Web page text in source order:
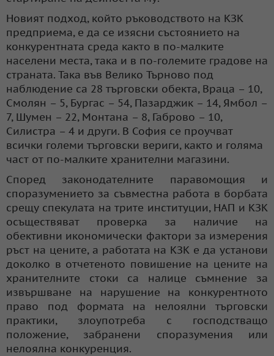
Новият подход, който ръководството на КЗК
предприема, е да се изясни състоянието на
конкурентната среда както в по-малките
населени места, така и в по-големите градове на
страната. Така във Велико Търново под
наблюдение са 28 търговски обекта, Враца – 10,
Смолян – 5, Бургас – 54, Пазарджик – 14, Ямбол –
7, Шумен – 22, Монтана – 8, Габрово – 10,
Силистра – 4 и други. В София се проучват
всички големи търговски вериги, както и голяма
част от по-малките хранителни магазини.
Според законодателните паравомощия и
споразумението за съвместна работа в борбата
срещу спекулата на трите институции, НАП и КЗК
осъществяват проверка за наличие на
обективни икономически фактори за измерения
ръст на цените, а работата на КЗК е да установи
доколко в отчетеното повишение на цените на
хранителните стоки са налице съмнение за
извършване на нарушение на конкурентното
право под формата на нелоялни търговски
практики, злоупотреба с господстващо
положение, забранени споразумения или
нелоялна конкуренция.